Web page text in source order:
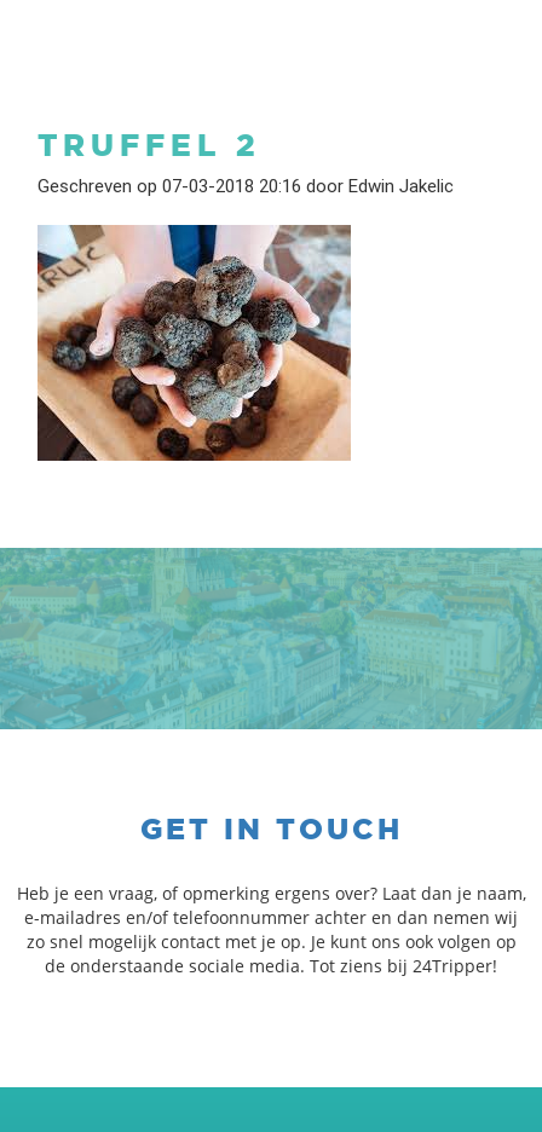
TRUFFEL 2
Geschreven op 07-03-2018 20:16 door Edwin Jakelic
GET IN TOUCH
Heb je een vraag, of opmerking ergens over? Laat dan je naam,
e-mailadres en/of telefoonnummer achter en dan nemen wij
zo snel mogelijk contact met je op. Je kunt ons ook volgen op
de onderstaande sociale media. Tot ziens bij 24Tripper!